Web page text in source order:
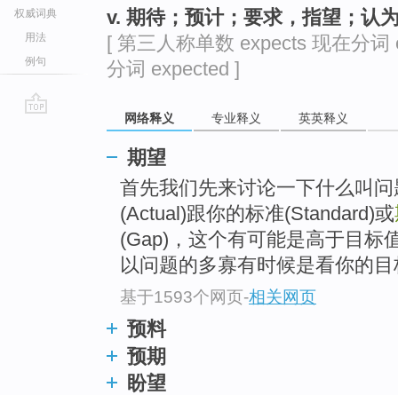
权威词典
用法
例句
v. 期待；预计；要求，指望；认
[ 第三人称单数 expects 现在分
分词 expected ]
网络释义 专业释义 英英释义
期望
首先我们先来讨论一下什么叫
(Actual)跟你的标准(Standard)或
(Gap)，这个有可能是高于目标
以问题的多寡有时候是看你的
基于1593个网页-相关网页
预料
预期
盼望